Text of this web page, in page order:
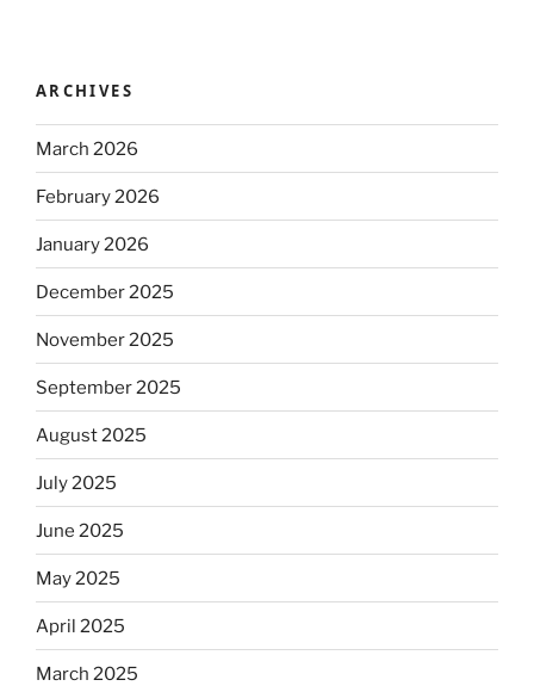
ARCHIVES
March 2026
February 2026
January 2026
December 2025
November 2025
September 2025
August 2025
July 2025
June 2025
May 2025
April 2025
March 2025